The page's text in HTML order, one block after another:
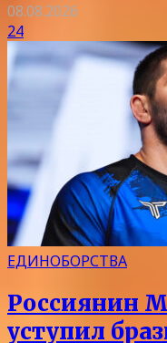
08.08.2026
24
ЕДИНОБОРСТВА
Россиянин
уступил